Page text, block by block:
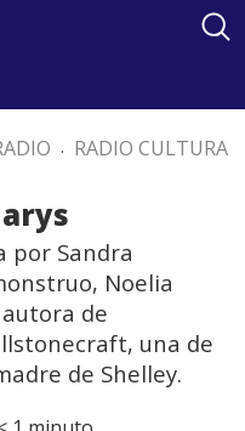
. RADIO CULTURA
por Sandra
Noelia
de
una de
de Shelley.